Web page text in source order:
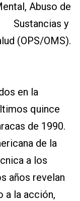
Abuso de
Sustancias y
(OPS/OMS).
en la
quince
de 1990.
de la
a los
años revelan
a la acción,